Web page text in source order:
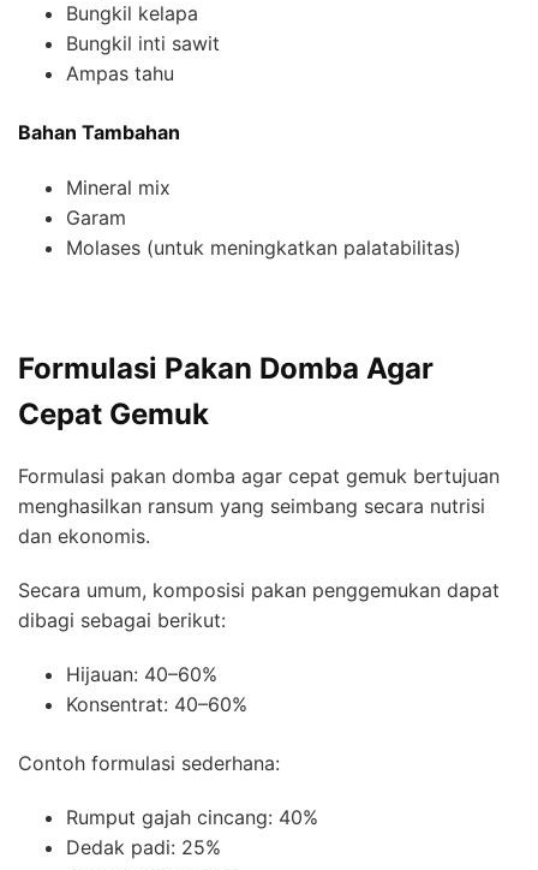
Bungkil kelapa
Bungkil inti sawit
Ampas tahu
Bahan Tambahan
Mineral mix
Garam
Molases (untuk meningkatkan palatabilitas)
Formulasi Pakan Domba Agar
Cepat Gemuk
Formulasi pakan domba agar cepat gemuk bertujuan
menghasilkan ransum yang seimbang secara nutrisi
dan ekonomis.
Secara umum, komposisi pakan penggemukan dapat
dibagi sebagai berikut:
Hijauan: 40–60%
Konsentrat: 40–60%
Contoh formulasi sederhana:
Rumput gajah cincang: 40%
Dedak padi: 25%